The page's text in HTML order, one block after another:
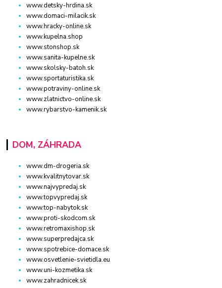
www.detsky-hrdina.sk
www.domaci-milacik.sk
www.hracky-online.sk
www.kupelna.shop
www.stonshop.sk
www.sanita-kupelne.sk
www.skolsky-batoh.sk
www.sportaturistika.sk
www.potraviny-online.sk
www.zlatnictvo-online.sk
www.rybarstvo-kamenik.sk
DOM, ZÁHRADA
www.dm-drogeria.sk
www.kvalitnytovar.sk
www.najvypredaj.sk
www.topvypredaj.sk
www.top-nabytok.sk
www.proti-skodcom.sk
www.retromaxishop.sk
www.superpredajca.sk
www.spotrebice-domace.sk
www.osvetlenie-svietidla.eu
www.uni-kozmetika.sk
www.zahradnicek.sk